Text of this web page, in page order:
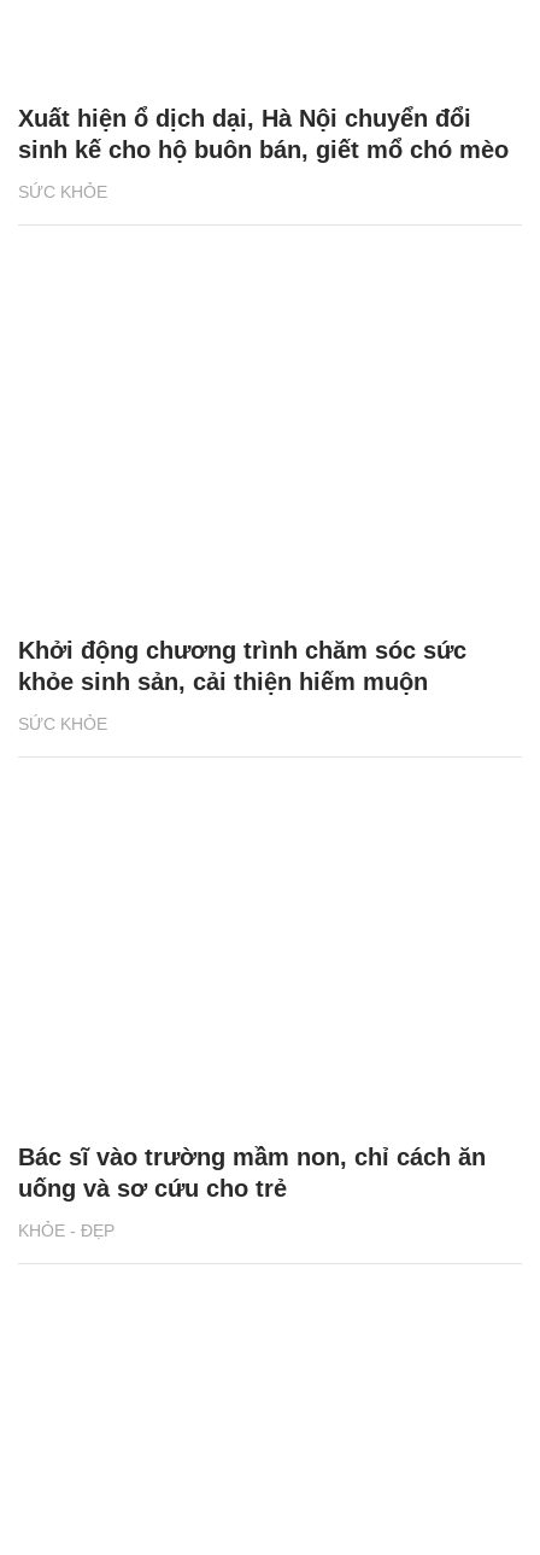
SỨC KHỎE
Xuất hiện ổ dịch dại, Hà Nội chuyển đổi
sinh kế cho hộ buôn bán, giết mổ chó mèo
SỨC KHỎE
Khởi động chương trình chăm sóc sức
khỏe sinh sản, cải thiện hiếm muộn
KHỎE - ĐẸP
Bác sĩ vào trường mầm non, chỉ cách ăn
uống và sơ cứu cho trẻ